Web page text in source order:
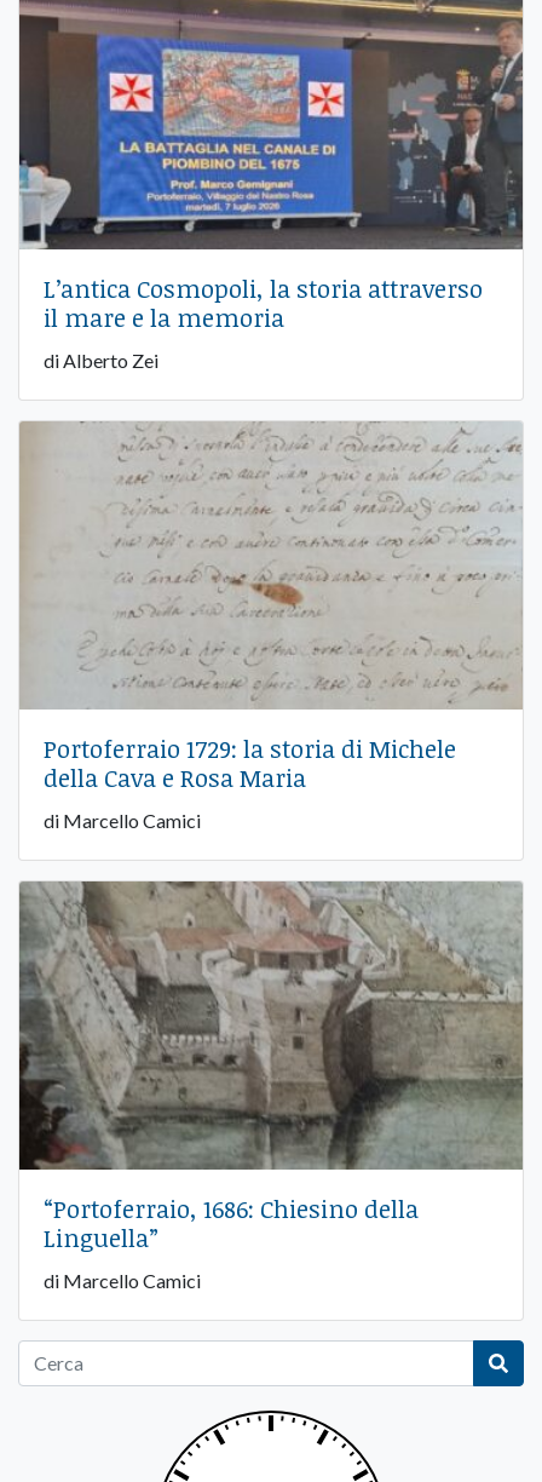
L’antica Cosmopoli, la storia attraverso
il mare e la memoria
di Alberto Zei
Portoferraio 1729: la storia di Michele
della Cava e Rosa Maria
di Marcello Camici
“Portoferraio, 1686: Chiesino della
Linguella”
di Marcello Camici